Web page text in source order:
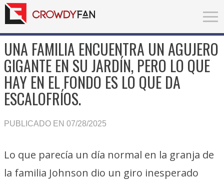
UNA FAMILIA ENCUENTRA UN AGUJERO
GIGANTE EN SU JARDÍN, PERO LO QUE
HAY EN EL FONDO ES LO QUE DA
ESCALOFRÍOS.
PUBLICADO EN 07/28/2025
Lo que parecía un día normal en la granja de
la familia Johnson dio un giro inesperado